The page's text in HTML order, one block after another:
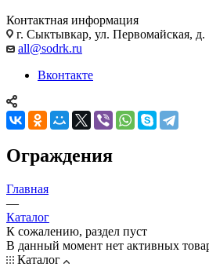
Контактная информация
г. Сыктывкар, ул. Первомайская, д.
all@sodrk.ru
Вконтакте
Ограждения
Главная
—
Каталог
К сожалению, раздел пуст
В данный момент нет активных
Каталог